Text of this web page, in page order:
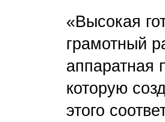
«Высокая
грамотный
аппаратная
которую
этого